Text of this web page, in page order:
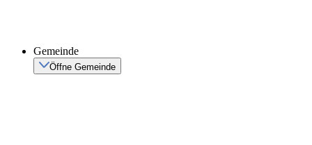
Gemeinde
Öffne Gemeinde